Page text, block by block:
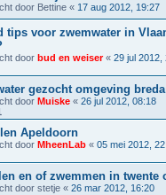
door Bettine « 17 aug 2012, 19:27
tips voor zwemwater in
door bud en weiser« 29 jul 2012,
gezocht omgeving breda
door Muiske « 26 jul 2012, 08:18
Apeldoorn
door MheenLab « 05 mei 2012,
en of zwemmen in twente
door stetje « 26 mar 2012, 16:20